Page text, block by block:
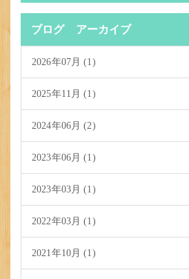
ブログ アーカイブ
2026年07月 (1)
2025年11月 (1)
2024年06月 (2)
2023年06月 (1)
2023年03月 (1)
2022年03月 (1)
2021年10月 (1)